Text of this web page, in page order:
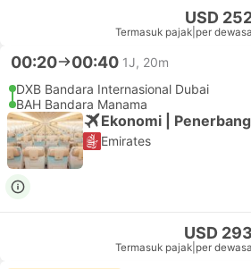
USD
Termasuk pajak per dewasa
00:20 00:40 1J, 20m
DXB Bandara Internasional Dubai
BAH Bandara Manama
Ekonomi |
Emirates
USD 293
Termasuk pajak per dewasa